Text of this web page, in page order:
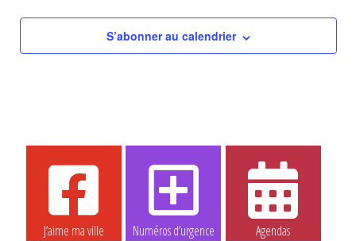
S’abonner au calendrier
J’aime ma ville Numéros d’urgence Agendas